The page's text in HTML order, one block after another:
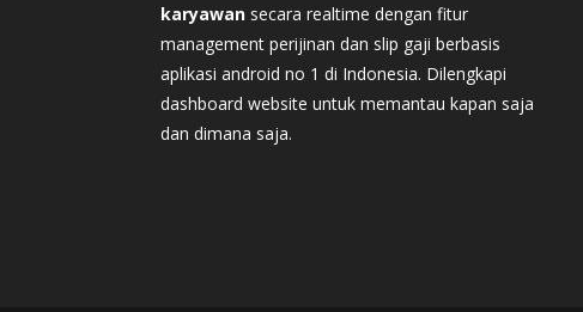
karyawan secara realtime dengan fitur
management perijinan dan slip gaji berbasis
aplikasi android no 1 di Indonesia. Dilengkapi
dashboard website untuk memantau kapan saja
dan dimana saja.